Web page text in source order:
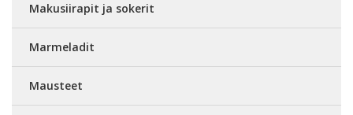
Makusiirapit ja sokerit
Marmeladit
Mausteet